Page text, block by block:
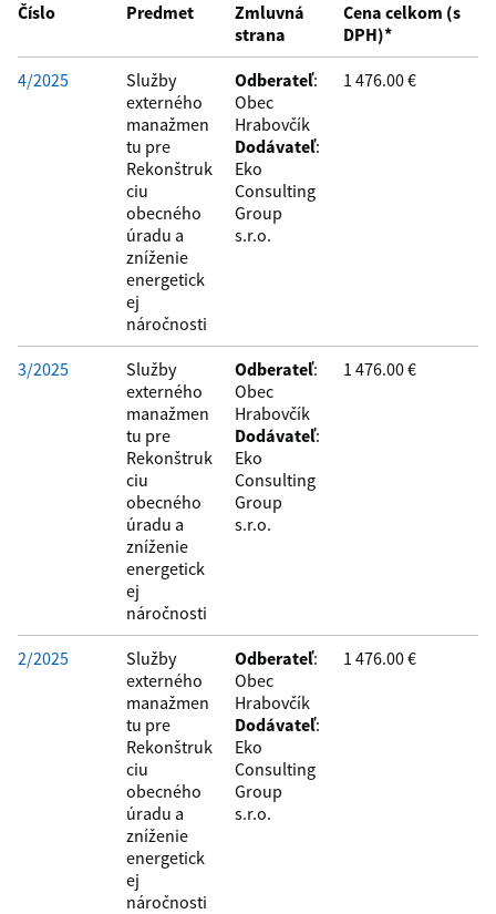
Dátum od:
Filtrovať
Číslo Predmet
Zmluvná
strana
Cena celkom (s
DPH)*
4/2025
Služby
externého
manažmen
tu pre
Rekonštruk
ciu
obecného
úradu a
zníženie
energetick
ej
náročnosti
Odberateľ:
Obec
Hrabovčík
Dodávateľ:
Eko
Consulting
Group
s.r.o.
1 476.00 €
3/2025
Služby
externého
manažmen
tu pre
Rekonštruk
ciu
obecného
úradu a
zníženie
energetick
ej
náročnosti
Odberateľ:
Obec
Hrabovčík
Dodávateľ:
Eko
Consulting
Group
s.r.o.
1 476.00 €
2/2025
Služby
externého
manažmen
tu pre
Rekonštruk
ciu
obecného
úradu a
zníženie
energetick
ej
náročnosti
Odberateľ:
Obec
Hrabovčík
Dodávateľ:
Eko
Consulting
Group
s.r.o.
1 476.00 €